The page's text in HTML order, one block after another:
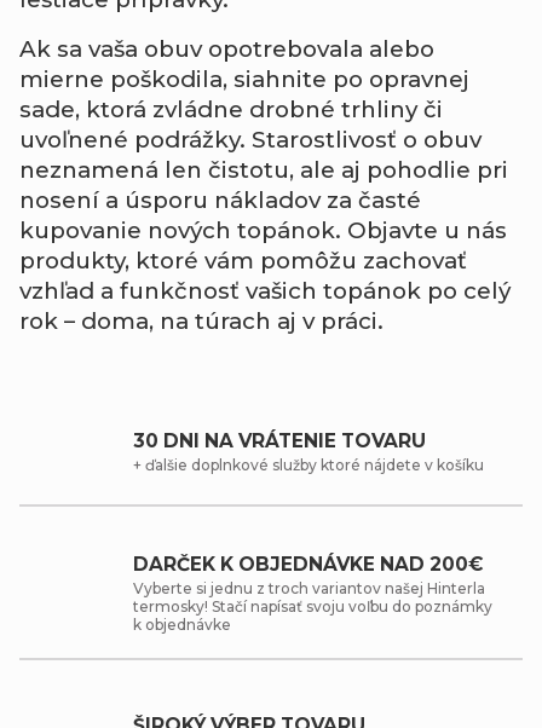
Ak sa vaša obuv opotrebovala alebo
mierne poškodila, siahnite po opravnej
sade, ktorá zvládne drobné trhlinyči
uvoľnené podrážky. Starostlivosť o obuv
neznamená len čistotu, ale aj pohodlie pri
nosení a úsporu nákladov za časté
kupovanie nových topánok. Objavte u nás
produkty, ktoré vám pomôžu zachovať
vzhľad a funkčnosť vašich topánok po celý
rok – doma, na túrach aj v práci.
30 DNI NA VRÁTENIE TOVARU
+ ďalšie doplnkové služby ktoré nájdete v košíku
DARČEK K OBJEDNÁVKE NAD 200€
Vyberte si jednu z troch variantov našej Hinterla
termosky! Stačí napísať svoju voľbu do poznámky
k objednávke